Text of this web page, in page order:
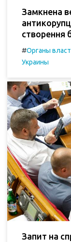
Замкнена
створення
#Органы
Украины
Запит на